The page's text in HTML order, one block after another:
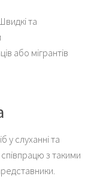
та
або мігрантів
у слуханні та
з такими